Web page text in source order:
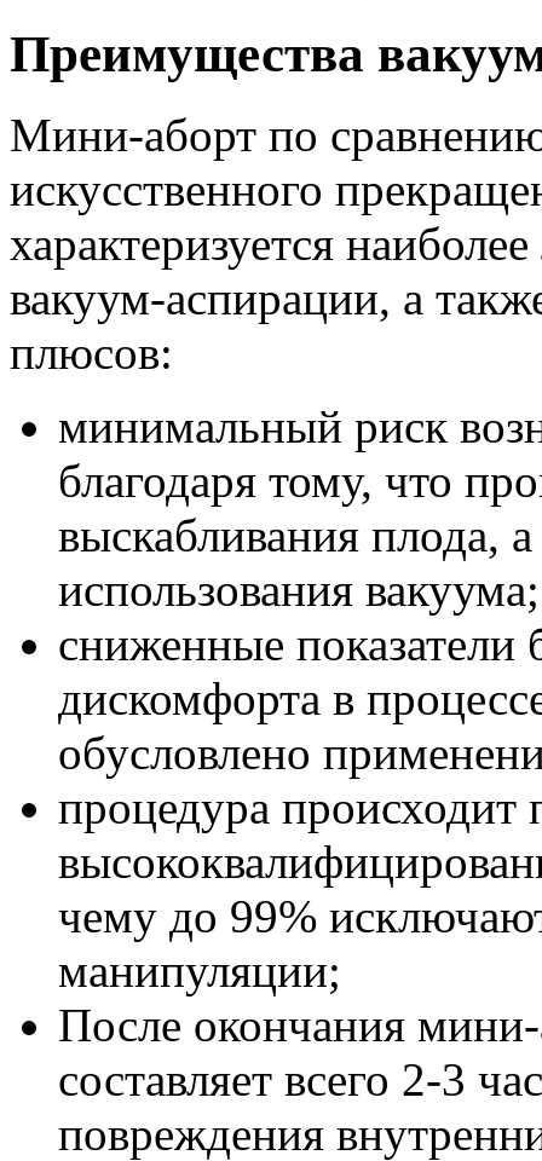
Преимущества
Мини-аборт по
искусственного
характеризуется
вакуум-аспирации, а
плюсов:
минимальный риск
благодаря тому, что
выскабливания плода,
использования вакуума;
сниженные показатели
дискомфорта в
обусловлено
процедура
чему до 99%
манипуляции;
После окончания
составляет всего 2-3
повреждения